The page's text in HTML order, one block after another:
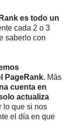
es todo un
cada 2 o 3
saberlo con
PageRank. Más
cuenta en
actualiza
lo que si nos
el día en que